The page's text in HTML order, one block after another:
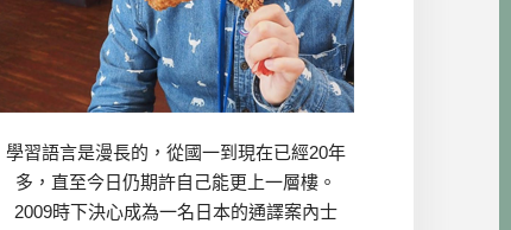
學習語言是漫長的，從國一到現在已經20年
多，直至今日仍期許自己能更上一層樓。
2009時下決心成為一名日本的通譯案內士